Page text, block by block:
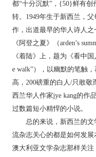
都“十分沉默”，{50}鲜有创
转。1949年生于新西兰，父
作，出道最早的华人诗人
《阿登之夏》（arden’s
《着陆》上，题为《看中
e walk”），以幽默的笔触
高，200磅重的白人/只敢
西兰华人作家jye kang的作
过数篇短小精悍的小说。
总的来说，新西兰的文
流杂志关心的都是如何发
澳大利亚文学杂志那样关